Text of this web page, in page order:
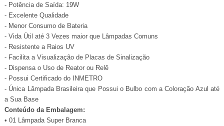
- Potência de Saída: 19W
- Excelente Qualidade
- Menor Consumo de Bateria
- Vida Útil até 3 Vezes maior que Lâmpadas Comuns
- Resistente a Raios UV
- Facilita a Visualização de Placas de Sinalização
- Dispensa o Uso de Reator ou Relê
- Possui Certificado do INMETRO
- Única Lâmpada Brasileira que Possui o Bulbo com a Coloração Azul até
a Sua Base
Conteúdo da Embalagem:
• 01 Lâmpada Super Branca